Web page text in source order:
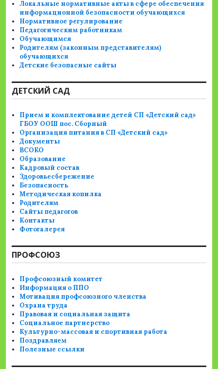
Локальные нормативные акты в сфере обеспечения
информационной безопасности обучающихся
Нормативное регулирование
Педагогическим работникам
Обучающимся
Родителям (законным представителям)
обучающихся
Детские безопасные сайты
ДЕТСКИЙ САД
Прием и комплектование детей СП «Детский сад»
ГБОУ ООШ пос. Сборный
Организация питания в СП «Детский сад»
Документы
ВСОКО
Образование
Кадровый состав
Здоровьесбережение
Безопасность
Методическая копилка
Родителям
Сайты педагогов
Контакты
Фотогалерея
ПРОФСОЮЗ
Профсоюзный комитет
Информация о ППО
Мотивация профсоюзного членства
Охрана труда
Правовая и социальная защита
Социальное партнерство
Культурно-массовая и спортивная работа
Поздравляем
Полезные ссылки